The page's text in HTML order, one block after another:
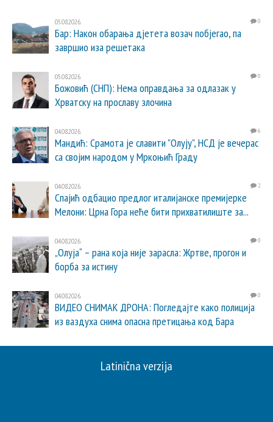
05.08.2026. 0
Бар: Након обарања дјетета возач побјегао, па
завршио иза решетака
05.08.2026. 0
Божовић (СНП): Нема оправдања за одлазак у
Хрватску на прославу злочина
04.08.2026. 6
Мандић: Срамота је славити "Олују", НСД је вечерас
са својим народом у Мркоњић Граду
04.08.2026. 2
Спајић одбацио предлог италијанске премијерке
Мелони: Црна Гора неће бити прихватилиште за...
04.08.2026. 0
„Олуја“ – рана која није зарасла: Жртве, прогон и
борба за истину
04.08.2026. 0
ВИДЕО СНИМАК ДРОНА: Погледајте како полиција
из ваздуха снима опасна претицања код Бара
Latinična verzija